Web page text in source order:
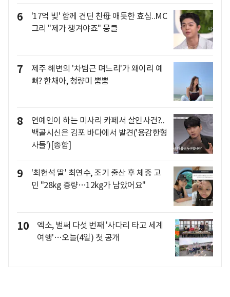
6
'17억 빚' 함께 견딘 친母 애틋한 효심..MC
그리 "제가 챙겨야죠" 뭉클
7
제주 해변의 '차범근 며느리'가 왜이리 예
뻐? 한채아, 청량미 뿜뿜
8
연예인이 하는 미사리 카페서 살인사건?..
백골시신은 김포 바다에서 발견('용감한형
사들')[종합]
9
'최현석 딸' 최연수, 조기 출산 후 체중 고
민 "28kg 증량…12kg가 남았어요"
10
엑소, 벌써 다섯 번째 '사다리 타고 세계
여행'…오늘(4일) 첫 공개